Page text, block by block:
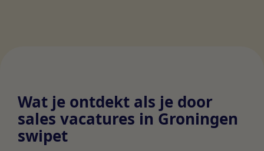
Wat je ontdekt als je door
sales vacatures in Groningen
swipet